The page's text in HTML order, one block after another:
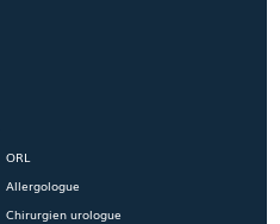
ORL
Allergologue
Chirurgien urologue